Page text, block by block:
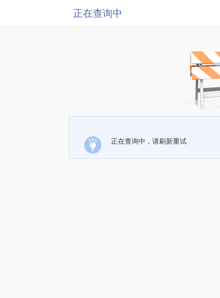
正在查询中
正在查询中，请刷新重试